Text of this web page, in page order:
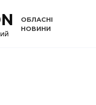
ОБЛАСНІ
НОВИНИ